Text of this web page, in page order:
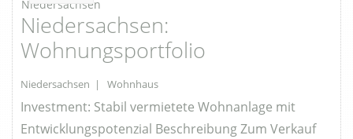
Niedersachsen:
Wohnungsportfolio
Niedersachsen | Wohnhaus
Investment: Stabil vermietete Wohnanlage mit
Entwicklungspotenzial Beschreibung Zum Verkauf